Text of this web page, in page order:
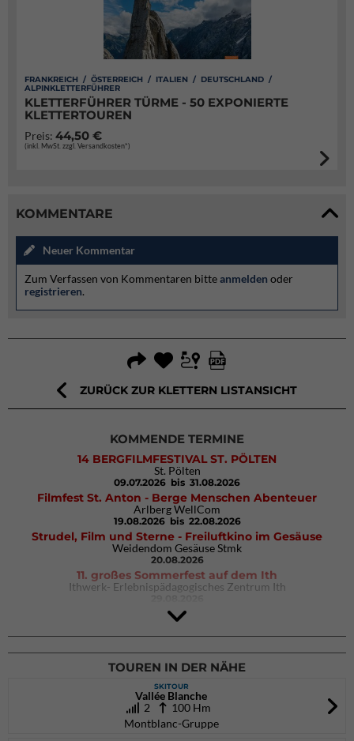
FRANKREICH / ÖSTERREICH / ITALIEN / DEUTSCHLAND /
ALPINKLETTERFÜHRER
KLETTERFÜHRER TÜRME - 50 EXPONIERTE
KLETTERTOUREN
Preis: 44,50 €
(inkl. MwSt. zzgl. Versandkosten*)
KOMMENTARE
Neuer Kommentar
Zum Verfassen von Kommentaren bitteanmelden oder
registrieren.
ZURÜCK ZUR KLETTERN LISTANSICHT
KOMMENDE TERMINE
14 BERGFILMFESTIVAL ST. PÖLTEN
St. Pölten
09.07.2026 bis 31.08.2026
Filmfest St. Anton - Berge Menschen Abenteuer
Arlberg WellCom
19.08.2026 bis 22.08.2026
Strudel, Film und Sterne - Freiluftkino im Gesäuse
Weidendom Gesäuse Stmk
20.08.2026
11. großes Sommerfest auf dem Ith
Ithwerk- Erlebnispädagogisches Zentrum Ith
4Blocs KIDS 2026
DAV Kletter- & Boulderzentrum München Süd (Thalkirchen)
26.09.2026
TOUREN IN DER NÄHE
SKITOUR
Vallée Blanche
2
100 Hm
Montblanc-Gruppe